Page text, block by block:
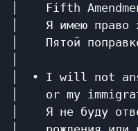
│    Fifth
│    Я имею
│    Пятой
│  • I will not
│    or my
│    Я не буду